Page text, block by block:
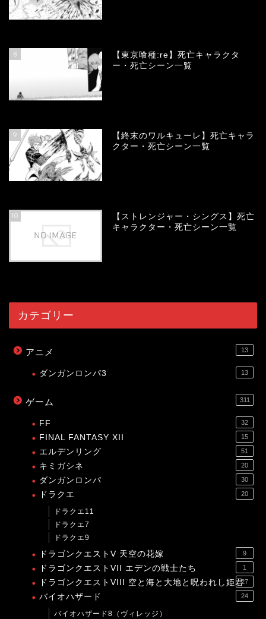
8
【東京喰種:re】死亡キャラクタ
ー・死亡シーン一覧
9
【終末のワルキューレ】死亡キャラ
クター・死亡シーン一覧
10
【ストレンジャー・シングス】死亡
キャラクター・死亡シーン一覧
カテゴリー
アニメ 13
ダンガンロンパ3 13
ゲーム 311
FF 32
FINAL FANTASY XII 15
エルデンリング 51
キミガシネ 20
ダンガンロンパ 30
ドラクエ 20
ドラクエ11
ドラクエ7
ドラクエ9
ドラゴンクエストV 天空の花嫁 9
ドラゴンクエストVII エデンの戦士たち 1
ドラゴンクエストVIII 空と海と大地と呪われし姫君27
バイオハザード 24
バイオハザード8（ヴィレッジ）